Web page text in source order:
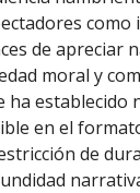
como
de apreciar
moral y
ha establecido
en el
de